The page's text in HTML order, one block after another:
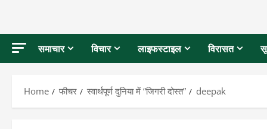
समाचार विचार लाइफस्टाइल विरासत
Home फीचर स्वार्थपूर्ण दुनिया में “जिगरी दोस्त” deepak